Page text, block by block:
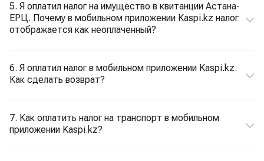
5. Я оплатил налог на имущество в квитанции Астана-
ЕРЦ. Почему в мобильном приложении Kaspi.kz налог
отображается как неоплаченный?
6. Я оплатил налог в мобильном приложении Kaspi.kz.
Как сделать возврат?
7. Как оплатить налог на транспорт в мобильном
приложении Kaspi.kz?